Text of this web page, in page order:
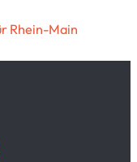
Rhein-Main